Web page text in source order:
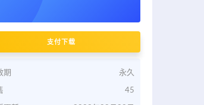
支付下载
期 永久
45